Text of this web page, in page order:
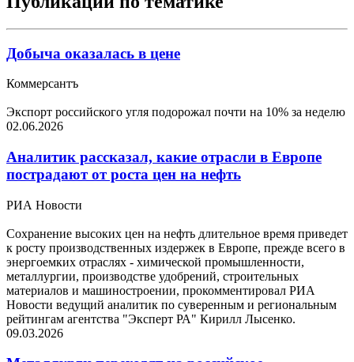
Добыча оказалась в цене
Коммерсантъ
Экспорт российского угля подорожал почти на 10% за неделю
02.06.2026
Аналитик рассказал, какие отрасли в Европе
пострадают от роста цен на нефть
РИА Новости
Сохранение высоких цен на нефть длительное время приведет
к росту производственных издержек в Европе, прежде всего в
энергоемких отраслях - химической промышленности,
металлургии, производстве удобрений, строительных
материалов и машиностроении, прокомментировал РИА
Новости ведущий аналитик по суверенным и региональным
рейтингам агентства "Эксперт РА" Кирилл Лысенко.
09.03.2026